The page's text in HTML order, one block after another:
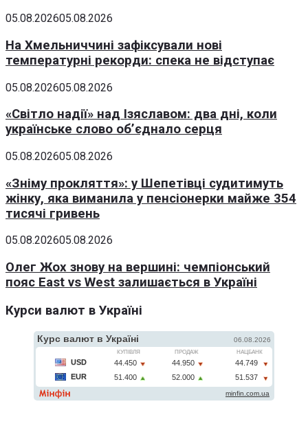
05.08.202605.08.2026
На Хмельниччині зафіксували нові
температурні рекорди: спека не відступає
05.08.202605.08.2026
«Світло надії» над Ізяславом: два дні, коли
українське слово об’єднало серця
05.08.202605.08.2026
«Зніму прокляття»: у Шепетівці судитимуть
жінку, яка виманила у пенсіонерки майже 354
тисячі гривень
05.08.202605.08.2026
Олег Жох знову на вершині: чемпіонський
пояс East vs West залишається в Україні
Курси валют в Україні